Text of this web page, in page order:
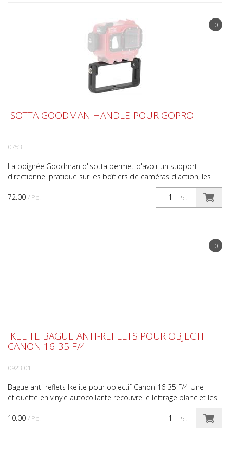
0
72.00 / Pc. Pc.
ISOTTA GOODMAN HANDLE POUR GOPRO
0753
La poignée Goodman d'Isotta permet d'avoir un support
directionnel pratique sur les boîtiers de caméras d'action, les
stroboscopes ou les lumières. Réalisée en aluminium ...
0
10.00 / Pc. Pc.
IKELITE BAGUE ANTI-REFLETS POUR OBJECTIF
CANON 16-35 F/4
0923.01
Bague anti-reflets Ikelite pour objectif Canon 16-35 F/4 Une
étiquette en vinyle autocollante recouvre le lettrage blanc et les